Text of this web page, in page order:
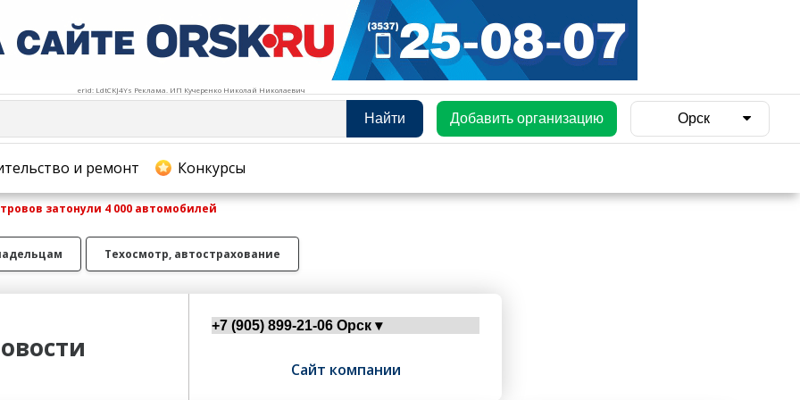
erid: LdtCKJ4Ys Реклама. ИП Кучеренко Николай Николаевич
Найти Добавить организацию Орск
и ремонт Конкурсы
затонули 4 000 автомобилей
Техосмотр, автострахование
Сайт компании